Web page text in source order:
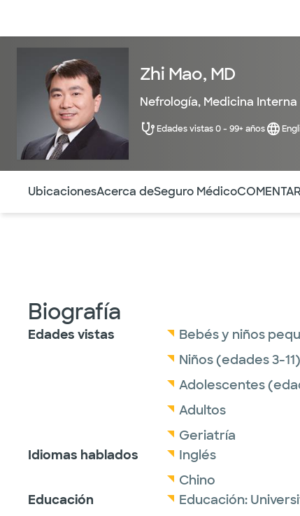
Zhi Mao, MD
Nefrología, Medicina Interna
Edades vistas 0 - 99+ años
UbicacionesAcerca deSeguro Médico
Biografía
Edades vistas
Bebés y niños
Niños (edades 3-11)
Adolescentes
Adultos
Geriatría
Idiomas hablados
Inglés
Chino
Educación
Educación: